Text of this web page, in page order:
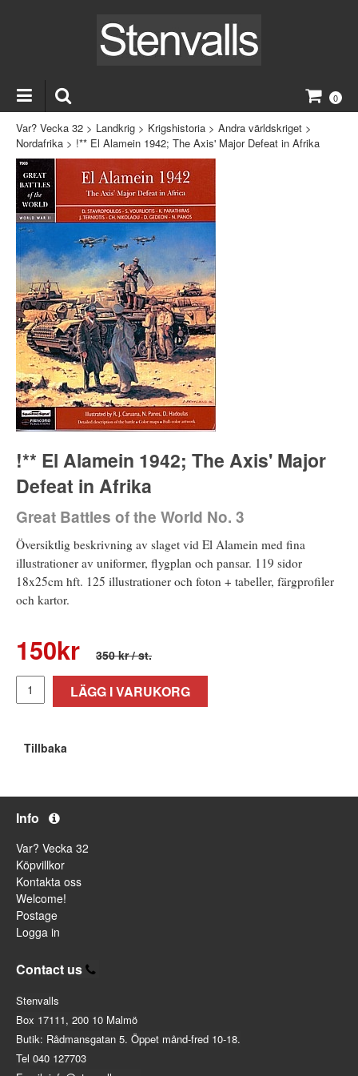
0
Var? Vecka 32 > Landkrig > Krigshistoria > Andra världskriget >
Nordafrika > !** El Alamein 1942; The Axis' Major Defeat in Afrika
!** El Alamein 1942; The Axis' Major
Defeat in Afrika
Great Battles of the World No. 3
Översiktlig beskrivning av slaget vid El Alamein med fina
illustrationer av uniformer, flygplan och pansar. 119 sidor
18x25cm hft. 125 illustrationer och foton + tabeller, färgprofiler
och kartor.
150kr 350 kr/ st.
LÄGG I VARUKORG
Tillbaka
Info
Var? Vecka 32
Köpvillkor
Kontakta oss
Welcome!
Postage
Logga in
Contact us
Stenvalls
Box 17111, 200 10 Malmö
Butik: Rådmansgatan 5. Öppet månd-fred 10-18.
Tel 040 127703